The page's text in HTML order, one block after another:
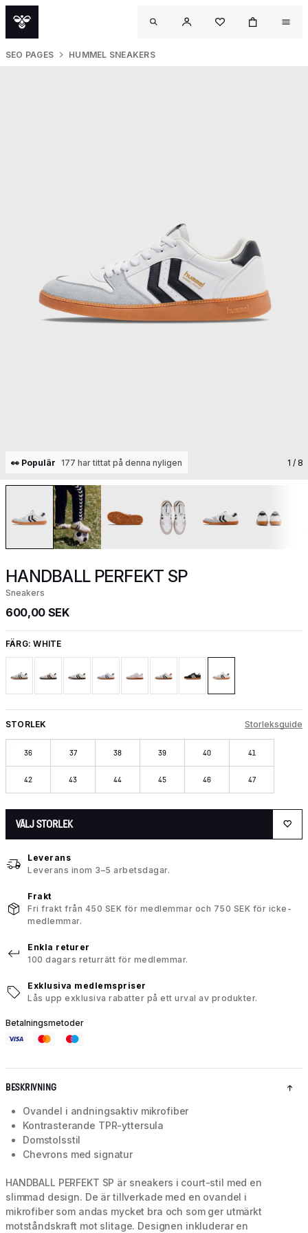
SEO PAGES HUMMEL SNEAKERS
👀 Populär 177 har tittat på denna nyligen 1 / 8
HANDBALL PERFEKT SP
Sneakers
600,00 SEK
FÄRG:WHITE
STORLEK Storleksguide
36 37 38 39 40 41
42 43 44 45 46 47
VÄLJ STORLEK
Leverans
Leverans inom 3–5 arbetsdagar.
Frakt
Fri frakt från 450 SEK för medlemmar och 750 SEK för icke-
medlemmar.
Enkla returer
100 dagars returrätt för medlemmar.
Exklusiva medlemspriser
Lås upp exklusiva rabatter på ett urval av produkter.
Betalningsmetoder
BESKRIVNING
Ovandel i andningsaktiv mikrofiber
Kontrasterande TPR-yttersula
Domstolsstil
Chevrons med signatur
HANDBALL PERFEKT SP är sneakers i court-stil med en
slimmad design. De är tillverkade med en ovandel i
mikrofiber som andas mycket bra och som ger utmärkt
motståndskraft mot slitage. Designen inkluderar en